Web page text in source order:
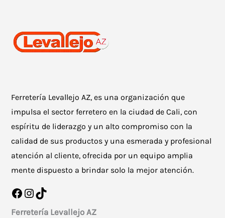
pueden
elegir
página
de
producto
Ferretería Levallejo AZ, es una organización que
impulsa el sector ferretero en la ciudad de Cali, con
espíritu de liderazgo y un alto compromiso con la
calidad de sus productos y una esmerada y profesional
atención al cliente, ofrecida por un equipo amplia
mente dispuesto a brindar solo la mejor atención.
Facebook
Instagram
TikTok
Ferretería Levallejo AZ